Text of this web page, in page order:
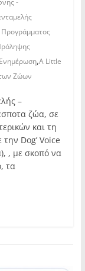
-
Προγράμματος
Ενημέρωση,A Little
Ζώων
–
ζώα, σε
και τη
Dog’ Voice
, με σκοπό να
τα